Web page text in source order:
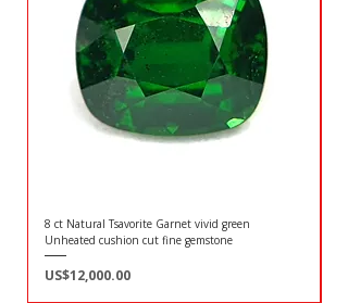
8 ct Natural Tsavorite Garnet vivid green
Unheated cushion cut fine gemstone
가격
US$12,000.00